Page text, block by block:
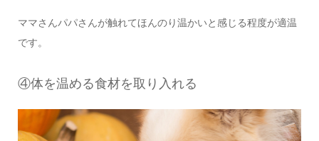
ママさんパパさんが触れてほんのり温かいと感じる程度が適温
です。
④体を温める食材を取り入れる